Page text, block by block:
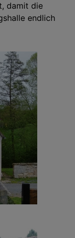
damit die
endlich